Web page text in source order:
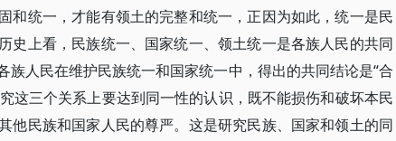
和统一，才能有领土的完整和统一，正因为如此，统一是民
史上看，民族统一、国家统一、领土统一是各族人民的共同
人民在维护民族统一和国家统一中，得出的共同结论是“合
这三个关系上要达到同一性的认识，既不能损伤和破坏本民
他民族和国家人民的尊严。这是研究民族、国家和领土的同